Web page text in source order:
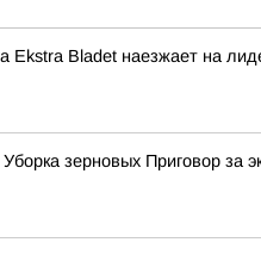
Ekstra Bladet наезжает на
зерновых Приговор за